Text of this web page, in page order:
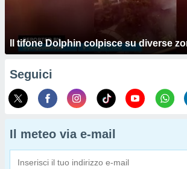
Il tifone Dolphin colpisce su diverse
Seguici
Il meteo via e-mail